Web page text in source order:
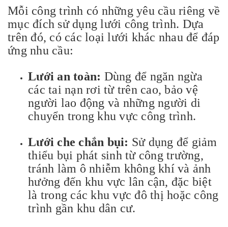
Mỗi công trình có những yêu cầu riêng về
mục đích sử dụng lưới công trình. Dựa
trên đó, có các loại lưới khác nhau để đáp
ứng nhu cầu:
Lưới an toàn: Dùng để ngăn ngừa
các tai nạn rơi từ trên cao, bảo vệ
người lao động và những người di
chuyển trong khu vực công trình.
Lưới che chắn bụi: Sử dụng để giảm
thiểu bụi phát sinh từ công trường,
tránh làm ô nhiễm không khí và ảnh
hưởng đến khu vực lân cận, đặc biệt
là trong các khu vực đô thị hoặc công
trình gần khu dân cư.